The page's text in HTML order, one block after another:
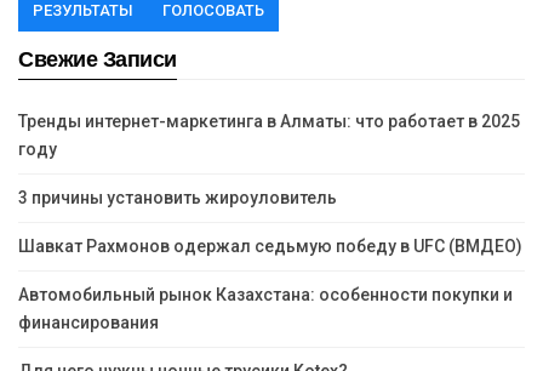
РЕЗУЛЬТАТЫ ГОЛОСОВАТЬ
Свежие Записи
Тренды интернет-маркетинга в Алматы: что работает в 2025
году
3 причины установить жироуловитель
Шавкат Рахмонов одержал седьмую победу в UFC (ВМДЕО)
Автомобильный рынок Казахстана: особенности покупки и
финансирования